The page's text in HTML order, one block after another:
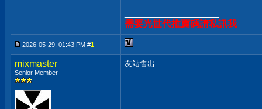
需要光世代推薦碼請私訊我
2026-05-29, 01:43 PM #1
mixmaster
Senior Member
友站售出.........................